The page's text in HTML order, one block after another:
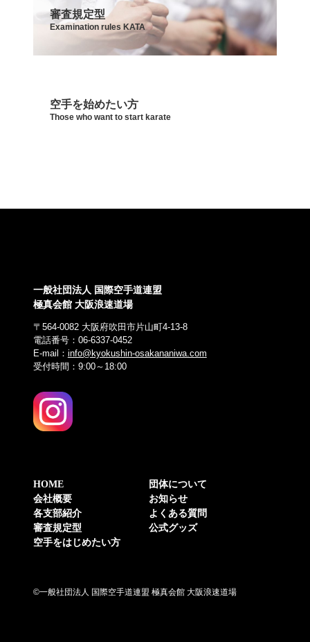
審査規定型
Examination rules KATA
空手を始めたい方
Those who want to start karate
一般社団法人 国際空手道連盟
極真会館 大阪浪速道場
〒564-0082 大阪府吹田市片山町4-13-8
電話番号：06-6337-0452
E-mail： info@kyokushin-osakananiwa.com
受付時間：9:00～18:00
HOME
団体について
会社概要
お知らせ
各支部紹介
よくある質問
審査規定型
公式グッズ
空手をはじめたい方
©一般社団法人 国際空手道連盟 極真会館 大阪浪速道場